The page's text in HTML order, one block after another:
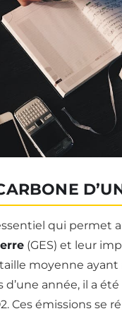
qui permet
(GES) et leur
moyenne
d’une année, il a
Ces émissions se